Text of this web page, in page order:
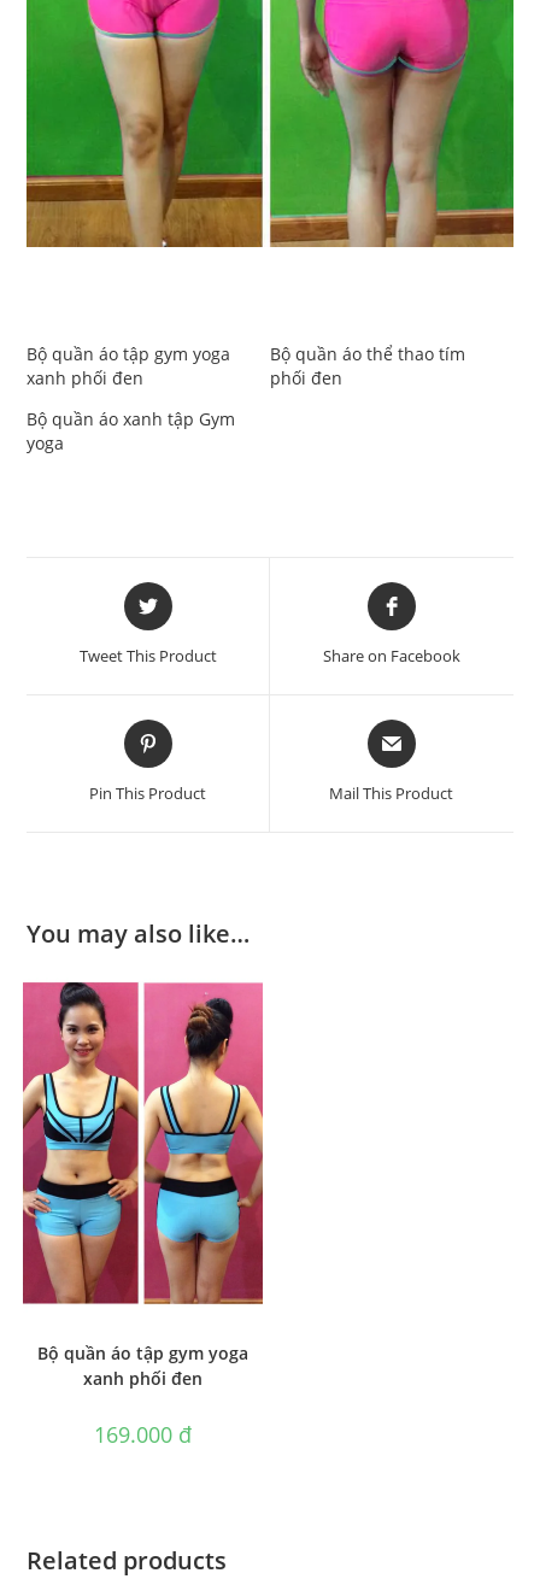
Bộ quần áo tập gym yoga
xanh phối đen
Bộ quần áo thể thao tím
phối đen
Bộ quần áo xanh tập Gym
yoga
Opens
in
Tweet This Product
Opens
in
Share on Facebook
Opens
in
a
Pin This Product
Opens
in
a
Mail This Product
You may also like…
Bộ quần áo tập gym yoga
xanh phối đen
169.000 ₫
Related products